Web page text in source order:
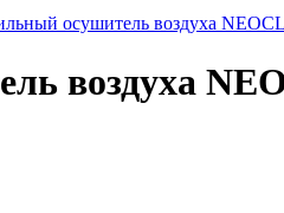
осушитель воздуха
воздуха